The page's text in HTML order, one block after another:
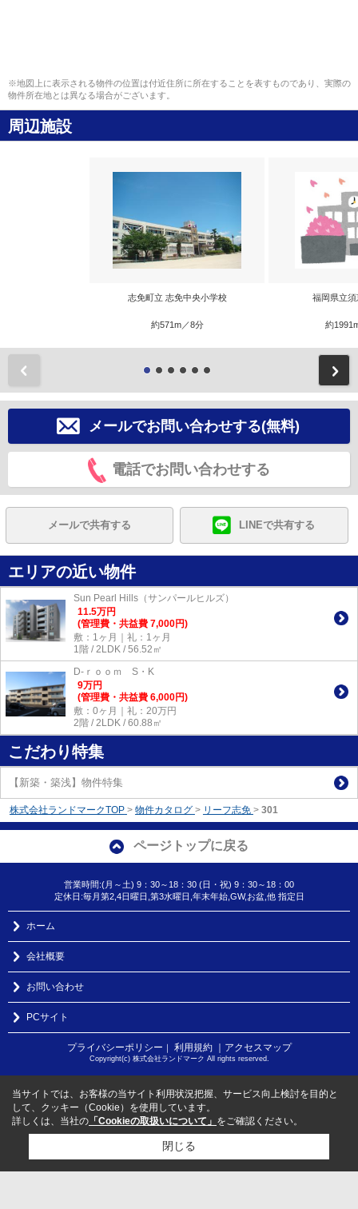
※地図上に表示される物件の位置は付近住所に所在することを表すものであり、実際の
物件所在地とは異なる場合がございます。
周辺施設
志免町立 志免中央小学校
約571m／8分
福岡県立
約
メールでお問い合わせする(無料)
電話でお問い合わせする
メールで共有する LINEで共有する
エリアの近い物件
Sun Pearl Hills（サンパールヒルズ）
11.5万円
(管理費・共益費 7,000円)
敷：1ヶ月｜礼：1ヶ月
1階 / 2LDK / 56.52㎡
D-ｒｏｏｍ S・K
9万円
(管理費・共益費 6,000円)
敷：0ヶ月｜礼：20万円
2階 / 2LDK / 60.88㎡
こだわり特集
【新築・築浅】物件特集
株式会社ランドマークTOP > 物件カタログ > リーフ志免 > 301
ページトップに戻る
営業時間:(月～土) 9：30～18：30 (日・祝) 9：30～18：00
定休日:毎月第2,4日曜日,第3水曜日,年末年始,GW,お盆,他 指定日
ホーム
会社概要
お問い合わせ
PCサイト
プライバシーポリシー ｜ 利用規約 ｜アクセスマップ
Copyright(c) 株式会社ランドマーク All rights reserved.
当サイトでは、お客様の当サイト利用状況把握、サービス向上検討を目的と
して、クッキー（Cookie）を使用しています。
詳しくは、当社の 「Cookieの取扱いについて」 をご確認ください。
閉じる